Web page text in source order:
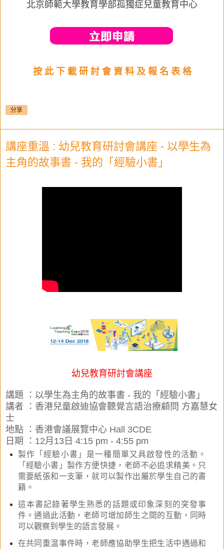
北京師範大學教育學部孤獨症兒童教育中心
按 此 下 載 研 討 會 資 料 及 報 名 表 格
分享
講座重溫 : 幼兒教育研討會講座 - 以學生為
主角的故事書 - 我的「經驗小書」
幼兒教育研討會講座
講題 ：以學生為主角的故事書 - 我的「經驗小書」
講者 ：香港兒童啟迪協會聽覺言語治療顧問 方嘉慧女
士
地點 ：香港會議展覽中心 Hall 3CDE
日期 ：12月13日 4:15 pm - 4:55 pm
製作「經驗小書」是一種簡單又具啟發性的活動。
「經驗小書」製作方便快捷，老師不必追求精美。只
需要紙張和一支筆，就可以製作出屬於學生自己的書
籍。
這本書記錄著學生熟悉的話題或印象深刻的突發事
件。通過此活動，老師可增加師生之間的互動，同時
可以觀察到學生的語言發展。
在共同重温事件時，老師應協助學生把生活中遇過和